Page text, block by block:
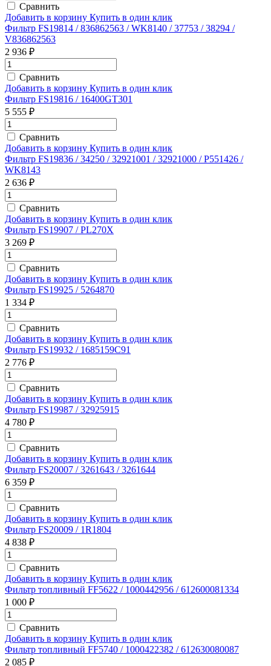
Сравнить
Добавить в корзину Купить в один клик
Фильтр FS19814 / 836862563 / WK8140 / 37753 / 38294 /
V836862563
2 936 ₽
Сравнить
Добавить в корзину Купить в один клик
Фильтр FS19816 / 16400GT301
5 555 ₽
Сравнить
Добавить в корзину Купить в один клик
Фильтр FS19836 / 34250 / 32921001 / 32921000 / P551426 /
WK8143
2 636 ₽
Сравнить
Добавить в корзину Купить в один клик
Фильтр FS19907 / PL270X
3 269 ₽
Сравнить
Добавить в корзину Купить в один клик
Фильтр FS19925 / 5264870
1 334 ₽
Сравнить
Добавить в корзину Купить в один клик
Фильтр FS19932 / 1685159C91
2 776 ₽
Сравнить
Добавить в корзину Купить в один клик
Фильтр FS19987 / 32925915
4 780 ₽
Сравнить
Добавить в корзину Купить в один клик
Фильтр FS20007 / 3261643 / 3261644
6 359 ₽
Сравнить
Добавить в корзину Купить в один клик
Фильтр FS20009 / 1R1804
4 838 ₽
Сравнить
Добавить в корзину Купить в один клик
Фильтр топливный FF5622 / 1000442956 / 612600081334
1 000 ₽
Сравнить
Добавить в корзину Купить в один клик
Фильтр топливный FF5740 / 1000422382 / 612630080087
2 085 ₽